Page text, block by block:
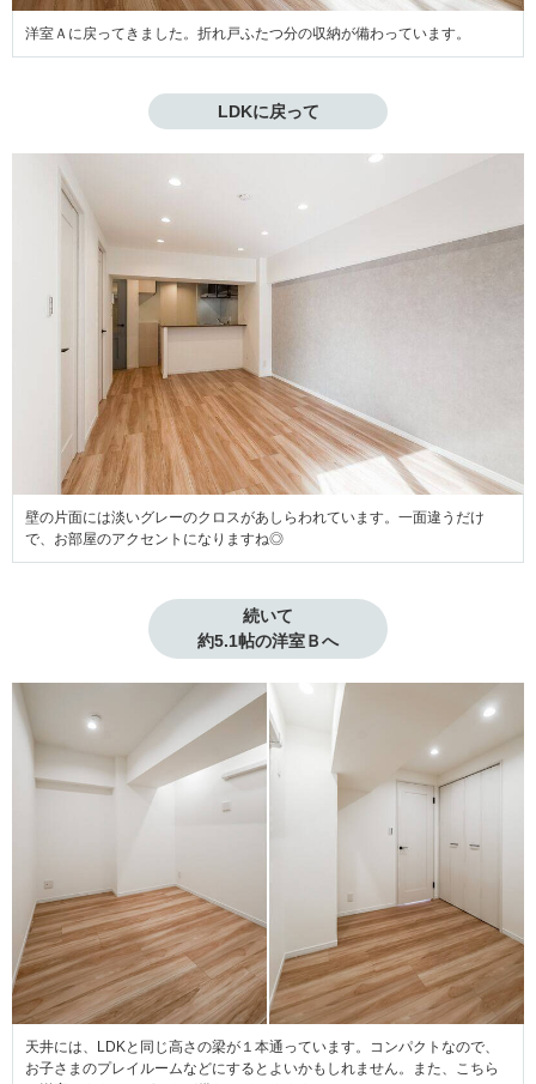
洋室Ａに戻ってきました。折れ戸ふたつ分の収納が備わっています。
LDKに戻って
壁の片面には淡いグレーのクロスがあしらわれています。一面違うだけ
で、お部屋のアクセントになりますね◎
続いて
約5.1帖の洋室Ｂへ
天井には、LDKと同じ高さの梁が１本通っています。コンパクトなので、
お子さまのプレイルームなどにするとよいかもしれません。また、こちら